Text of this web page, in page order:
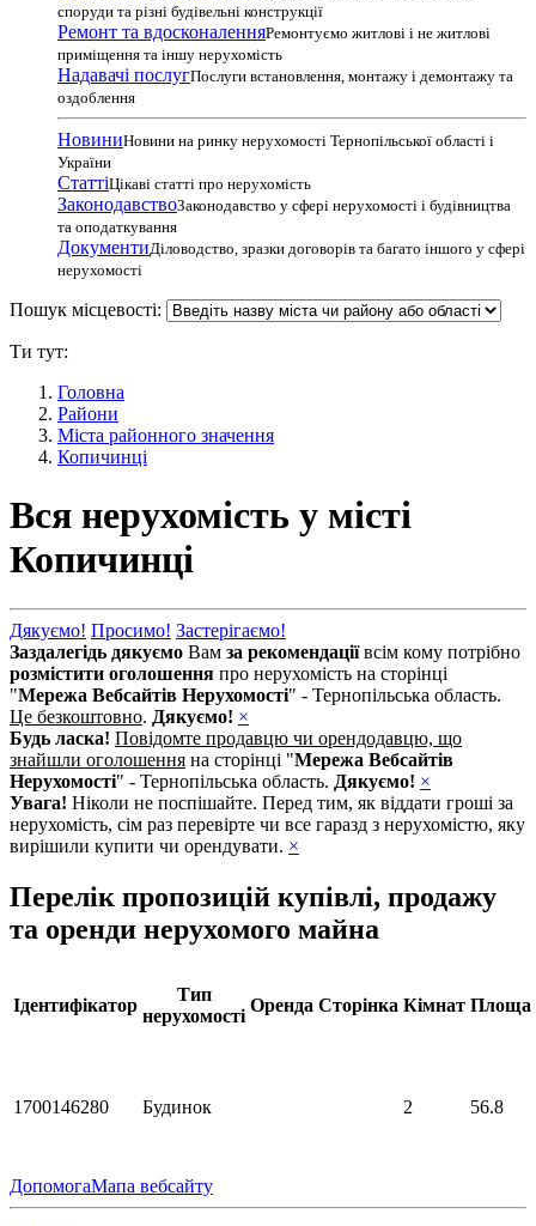
споруди та різні будівельні конструкції
Ремонт та вдосконаленняРемонтуємо житлові і не житлові
приміщення та іншу нерухомість
Надавачі послугПослуги встановлення, монтажу і демонтажу та
оздоблення
НовиниНовини на ринку нерухомості Тернопільської області і
України
СтаттіЦікаві статті про нерухомість
ЗаконодавствоЗаконодавство у сфері нерухомості і будівництва
та оподаткування
ДокументиДіловодство, зразки договорів та багато іншого у сфері
нерухомості
Пошук місцевості:
Ти тут:
Головна
Райони
Міста районного значення
Копичинці
Вся нерухомість у місті
Копичинці
Дякуємо! Просимо! Застерігаємо!
Заздалегідь дякуємо Вам за рекомендаціївсім кому потрібно
розмістити оголошення про нерухомість на сторінці
"Мережа Вебсайтів Нерухомості" - Тернопільська область.
Це безкоштовно. Дякуємо! ×
Будь ласка! Повідомте продавцю чи орендодавцю, що
знайшли оголошення на сторінці "Мережа Вебсайтів
Нерухомості" - Тернопільська область. Дякуємо! ×
Увага! Ніколи не поспішайте. Перед тим, як віддати гроші за
нерухомість, сім раз перевірте чи все гаразд з нерухомістю, яку
вирішили купити чи орендувати. ×
Перелік пропозицій купівлі, продажу
та оренди нерухомого майна
Ідентифікатор
Тип
нерухомості
Оренда Сторінка Кімнат Площа
1700146280 Будинок 2 56.8
ДопомогаМапа вебсайту